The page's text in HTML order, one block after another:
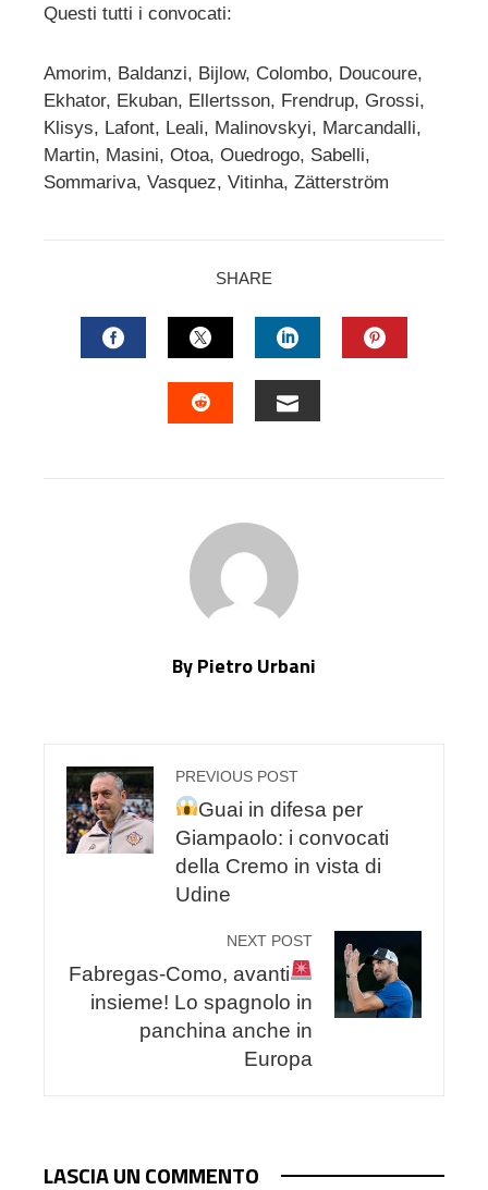
Questi tutti i convocati:
Amorim, Baldanzi, Bijlow, Colombo, Doucoure,
Ekhator, Ekuban, Ellertsson, Frendrup, Grossi,
Klisys, Lafont, Leali, Malinovskyi, Marcandalli,
Martin, Masini, Otoa, Ouedrogo, Sabelli,
Sommariva, Vasquez, Vitinha, Zätterström
SHARE
FACEBOOKTWITTERLINKEDIN
By Pietro Urbani
PREVIOUS POST
Guai in difesa per
Giampaolo: i convocati
della Cremo in vista di
Udine
NEXT POST
Fabregas-Como, avanti
insieme! Lo spagnolo in
panchina anche in
Europa
LASCIA UN COMMENTO